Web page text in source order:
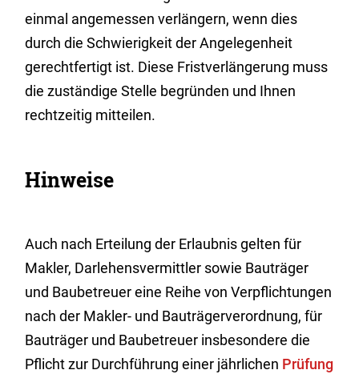
einmal angemessen verlängern, wenn dies
durch die Schwierigkeit der Angelegenheit
gerechtfertigt ist. Diese Fristverlängerung muss
die zuständige Stelle begründen und Ihnen
rechtzeitig mitteilen.
Hinweise
Auch nach Erteilung der Erlaubnis gelten für
Makler, Darlehensvermittler sowie Bauträger
und Baubetreuer eine Reihe von Verpflichtungen
nach der Makler- und Bauträgerverordnung, für
Bauträger und Baubetreuer insbesondere die
Pflicht zur Durchführung einer jährlichen Prüfung